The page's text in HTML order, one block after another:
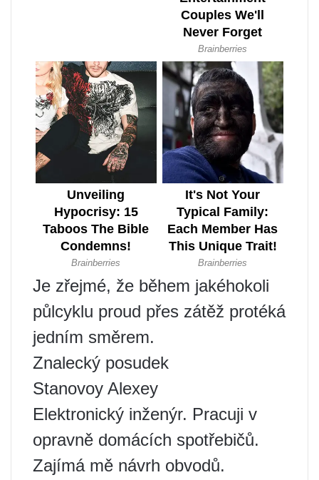
Je zřejmé, že během jakéhokoli
půlcyklu proud přes zátěž protéká
jedním směrem.
Znalecký posudek
Stanovoy Alexey
Elektronický inženýr. Pracuji v
opravně domácích spotřebičů.
Zajímá mě návrh obvodů.